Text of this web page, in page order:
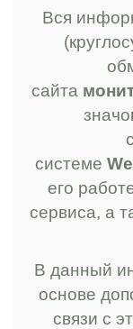
Вся
сайта
системе
его
сервиса, а
В данный
основе
связи с